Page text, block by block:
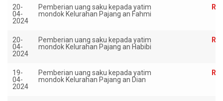
20-
04-
2024
Pemberian uang saku kepada yatim
mondok Kelurahan Pajang an Fahmi
Rp
20-
04-
2024
Pemberian uang saku kepada yatim
mondok Kelurahan Pajang an Habibi
Rp
19-
04-
2024
Pemberian uang saku kepada yatim
mondok Kelurahan Pajang an Dian
Rp